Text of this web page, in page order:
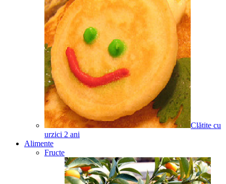
Clătite cu
urzici 2 ani
Alimente
Fructe